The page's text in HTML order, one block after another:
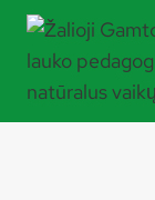
Skip
content